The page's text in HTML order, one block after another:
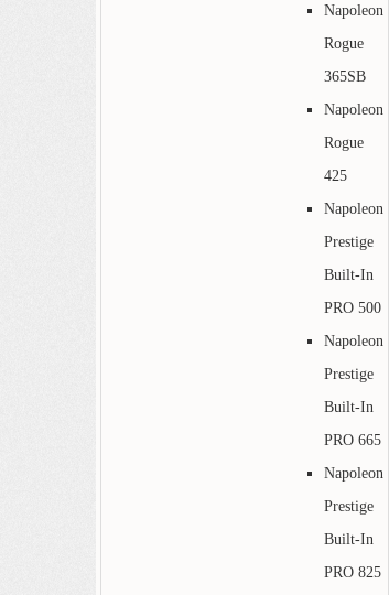
Napoleon
Rogue
365SB
Napoleon
Rogue
425
Napoleon
Prestige
Built-In
PRO 500
Napoleon
Prestige
Built-In
PRO 665
Napoleon
Prestige
Built-In
PRO 825